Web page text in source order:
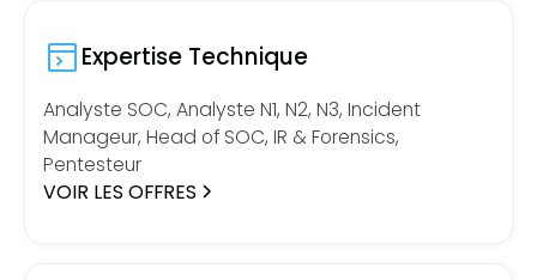
Expertise Technique
Analyste SOC, Analyste N1, N2, N3, Incident
Manageur, Head of SOC, IR & Forensics,
Pentesteur
VOIR LES OFFRES